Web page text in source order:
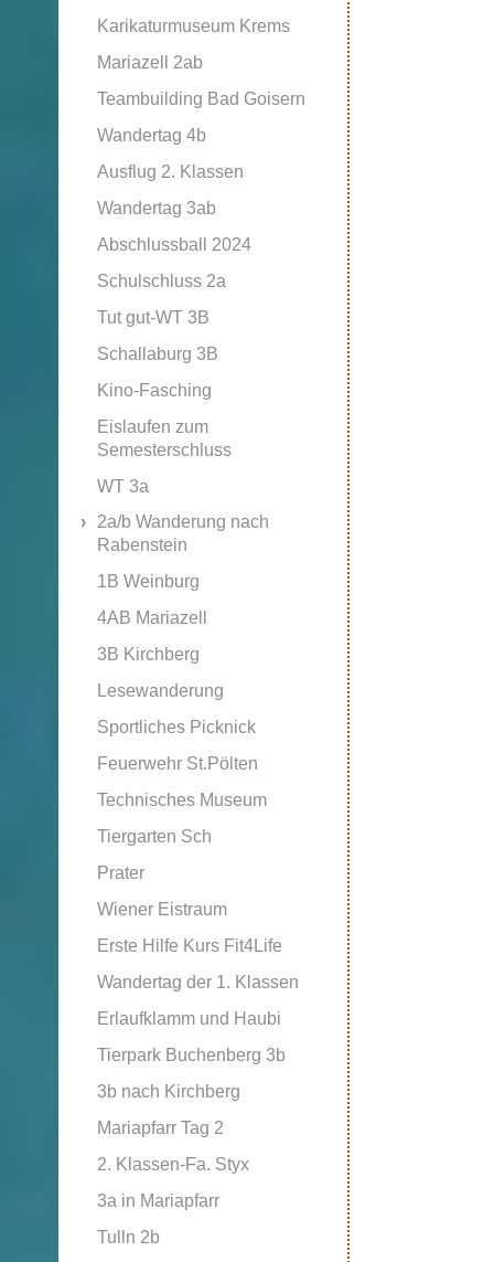
Karikaturmuseum Krems
Mariazell 2ab
Teambuilding Bad Goisern
Wandertag 4b
Ausflug 2. Klassen
Wandertag 3ab
Abschlussball 2024
Schulschluss 2a
Tut gut-WT 3B
Schallaburg 3B
Kino-Fasching
Eislaufen zum
Semesterschluss
WT 3a
2a/b Wanderung nach
Rabenstein
1B Weinburg
4AB Mariazell
3B Kirchberg
Lesewanderung
Sportliches Picknick
Feuerwehr St.Pölten
Technisches Museum
Tiergarten Sch
Prater
Wiener Eistraum
Erste Hilfe Kurs Fit4Life
Wandertag der 1. Klassen
Erlaufklamm und Haubi
Tierpark Buchenberg 3b
3b nach Kirchberg
Mariapfarr Tag 2
2. Klassen-Fa. Styx
3a in Mariapfarr
Tulln 2b